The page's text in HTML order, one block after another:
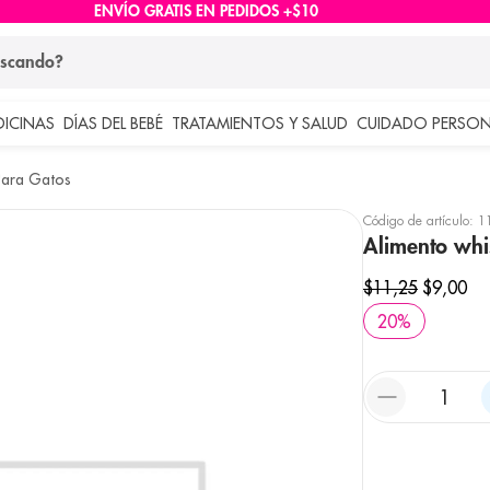
ENVÍO GRATIS EN PEDIDOS +$10
DÍAS DEL BEBÉ TRATAMIENTOS Y SALUD CUIDADO
Gatos
Código de artículo:
Alimento
$11,25 $9,00
20%
buscados